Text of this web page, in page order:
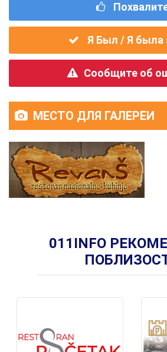
Я Был / Я была
Сообщите об
МЕСТО ДЛЯ ГАЛЕРЕИ
011INFO